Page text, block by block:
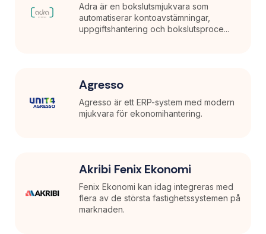
Adra är en bokslutsmjukvara som
automatiserar kontoavstämningar,
uppgiftshantering och bokslutsproce...
Agresso
Agresso är ett ERP-system med modern
mjukvara för ekonomihantering.
Akribi Fenix Ekonomi
Fenix Ekonomi kan idag integreras med
flera av de största fastighetssystemen på
marknaden.